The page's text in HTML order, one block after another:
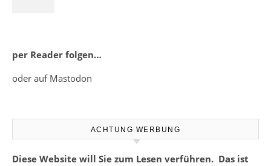
per Reader folgen…
oder auf Mastodon
ACHTUNG WERBUNG
Diese Website will Sie zum Lesen verführen. Das ist